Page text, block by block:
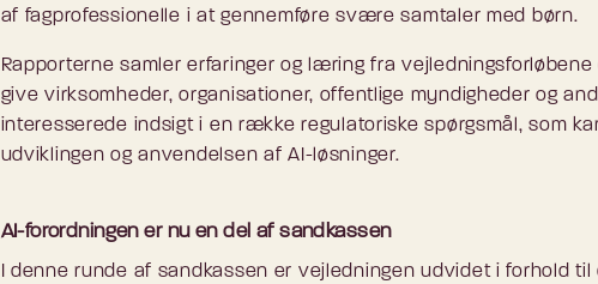
af fagprofessionelle i at gennemføre svære samtaler med børn.
Rapporterne samler erfaringer og læring fra vejledningsforløbene
give virksomheder, organisationer, offentlige myndigheder og
interesserede indsigt i en række regulatoriske spørgsmål, som
udviklingen og anvendelsen af AI-løsninger.
AI-forordningen er nu en del af sandkassen
I denne runde af sandkassen er vejledningen udvidet i forhold til